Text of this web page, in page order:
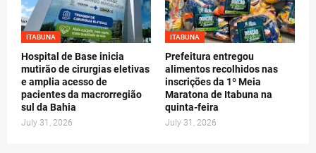
ITABUNA
Hospital de Base inicia
mutirão de cirurgias eletivas
e amplia acesso de
pacientes da macrorregião
sul da Bahia
July 31, 2026
ITABUNA
Prefeitura entregou
alimentos recolhidos nas
inscrições da 1º Meia
Maratona de Itabuna na
quinta-feira
July 31, 2026